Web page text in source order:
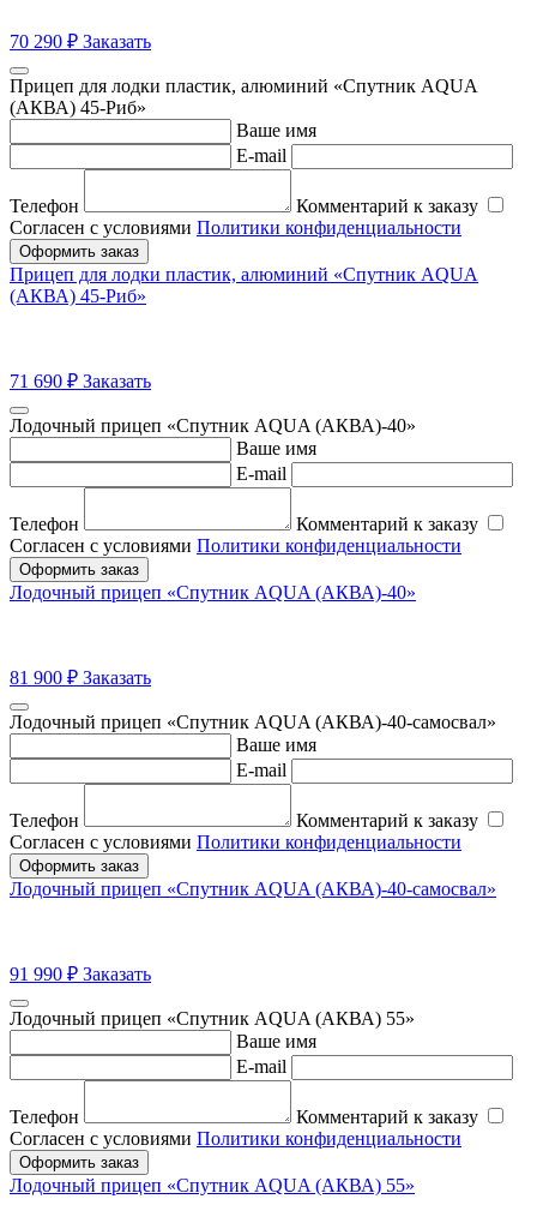
70 290 ₽ Заказать
Прицеп для лодки пластик, алюминий «Спутник AQUA
(АКВА) 45-Риб»
Ваше имя
E-mail
Телефон
Комментарий к заказу
Согласен с условиями Политики конфиденциальности
Оформить заказ
Прицеп для лодки пластик, алюминий «Спутник AQUA
(АКВА) 45-Риб»
71 690 ₽ Заказать
Лодочный прицеп «Спутник AQUA (АКВА)-40»
Ваше имя
E-mail
Телефон
Комментарий к заказу
Согласен с условиями Политики конфиденциальности
Оформить заказ
Лодочный прицеп «Спутник AQUA (АКВА)-40»
81 900 ₽ Заказать
Лодочный прицеп «Спутник AQUA (АКВА)-40-самосвал»
Ваше имя
E-mail
Телефон
Комментарий к заказу
Согласен с условиями Политики конфиденциальности
Оформить заказ
Лодочный прицеп «Спутник AQUA (АКВА)-40-самосвал»
91 990 ₽ Заказать
Лодочный прицеп «Спутник AQUA (АКВА) 55»
Ваше имя
E-mail
Телефон
Комментарий к заказу
Согласен с условиями Политики конфиденциальности
Оформить заказ
Лодочный прицеп «Спутник AQUA (АКВА) 55»